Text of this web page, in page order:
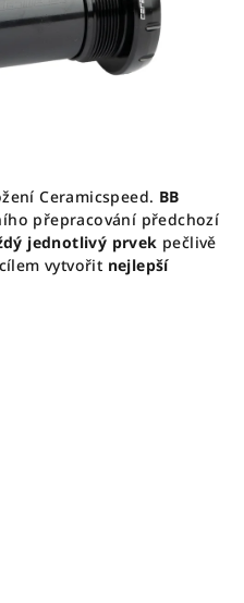
Ceramicspeed. BB
přepracování předchozí
jednotlivý prvek pečlivě
vytvořit nejlepší